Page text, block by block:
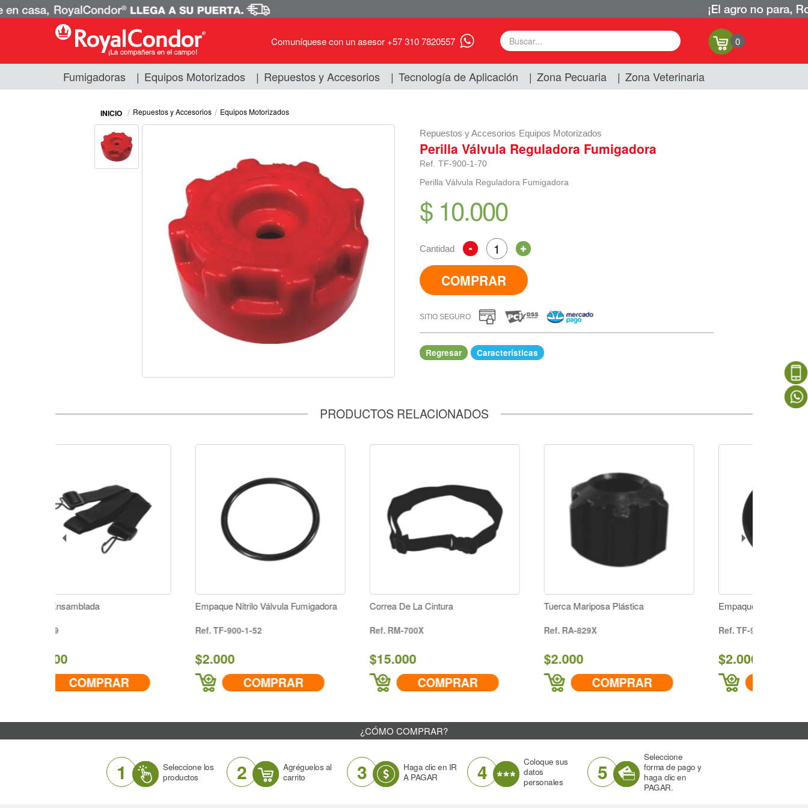
Comuníquese con un asesor +57 310 7820557 0
Fumigadoras
Respuestos y Accesorios
Tecnología de Aplicación
Fumigadoras | Equipos Motorizados | Repuestos y Accesorios | Tecnología de Aplicación | Zona Pecuaria | Zona Veterinaria
Repuestos y Accesorios Equipos Motorizados
Repuestos y Accesorios Equipos Motorizados
Perilla Válvula Reguladora Fumigadora
Ref. TF-900-1-70
Perilla Válvula Reguladora Fumigadora
$ 10.000
Cantidad
COMPRAR
SITIO SEGURO
Regresar Características
IR A COMPRAR
PRODUCTOS RELACIONADOS
Empaque Nitrilo Válvula Fumigadora
COMPRAR
Correa De La Cintura
COMPRAR
Tuerca Mariposa Plástica
COMPRAR
Empaque Asiento Válvula Reguladora
COMPRAR
¿CÓMO COMPRAR?
1
Seleccione los
productos
2
Agréguelos al
carrito
3
Haga clic en IR
A PAGAR
4
Coloque sus
datos
personales
5
Seleccione
forma de pago y
haga clic en
PAGAR.